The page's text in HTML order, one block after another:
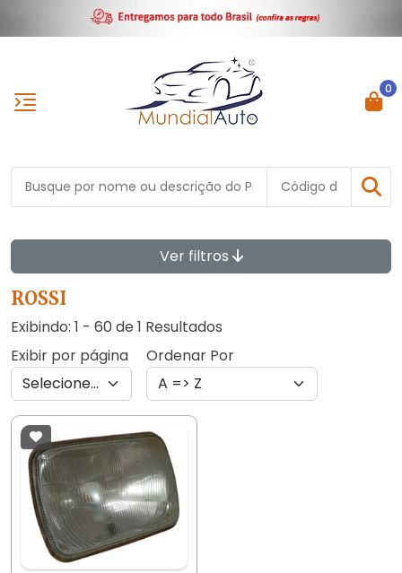
0
Ver filtros
ROSSI
Exibindo: 1 - 60 de 1 Resultados
Exibir por página
Ordenar Por